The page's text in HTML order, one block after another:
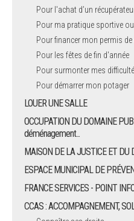
Pour l'achat d’un
Pour ma pratique sportive
Pour financer mon permis
Pour les fêtes de fin d'année
Pour surmonter mes
Pour démarrer mon potager
LOUER UNE SALLE
OCCUPATION DU DOMAINE
déménagement...
MAISON DE LA JUSTICE ET DU
ESPACE MUNICIPAL DE
FRANCE SERVICES - POINT
CCAS : ACCOMPAGNEMENT,
PLAN D'ACTION MUNICIPAL
ARRÊTÉS MUNICIPAUX